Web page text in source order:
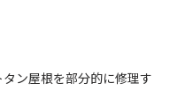
ン屋根を部分的に修理す